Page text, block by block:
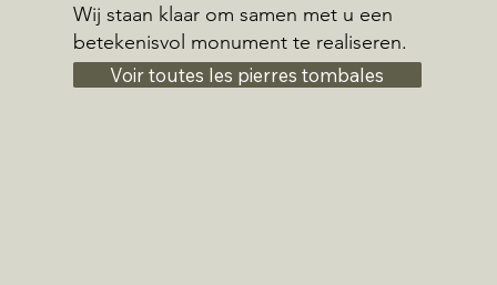
Wij staan klaar om samen met u een
betekenisvol monument te realiseren.
Voir toutes les pierres tombales